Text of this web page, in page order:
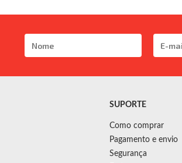
SUPORTE
Como comprar
Pagamento e envio
Segurança